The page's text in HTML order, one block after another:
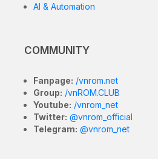
AI & Automation
COMMUNITY
Fanpage: /vnrom.net
Group: /vnROM.CLUB
Youtube: /vnrom_net
Twitter: @vnrom_official
Telegram: @vnrom_net